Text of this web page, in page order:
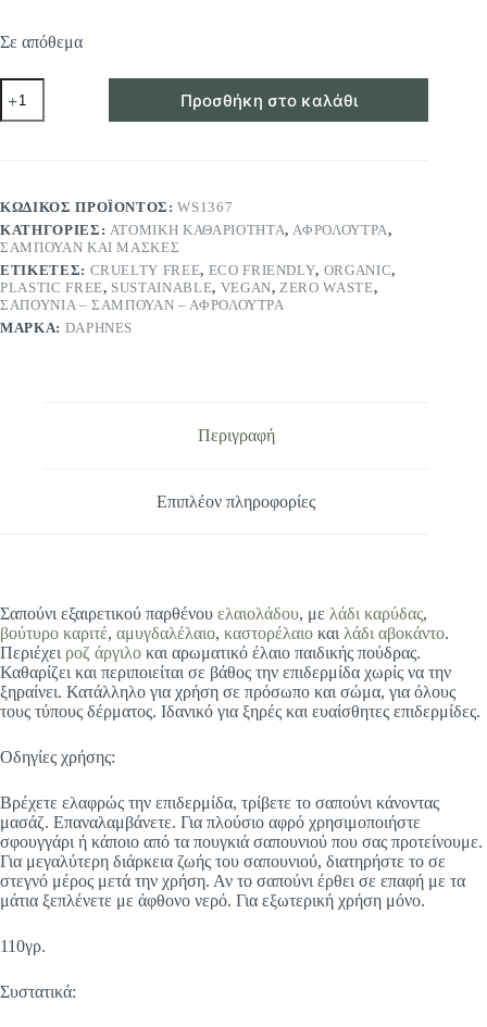
Σε απόθεμα
ECO
ΣΑΠΟΥΝΙ
ROSEPOWDER
Προσθήκη στο καλάθι
ΚΩΔΙΚΌΣ ΠΡΟΪΌΝΤΟΣ:WS1367
ΚΑΤΗΓΟΡΊΕΣ: ΑΤΟΜΙΚΉ ΚΑΘΑΡΙΌΤΗΤΑ,ΑΦΡΌΛΟΥΤΡΑ,
ΣΑΜΠΟΥΆΝ ΚΑΙ ΜΆΣΚΕΣ
ΕΤΙΚΈΤΕΣ: CRUELTY FREE, ECO FRIENDLY, ORGANIC,
PLASTIC FREE, SUSTAINABLE, VEGAN,ZERO WASTE,
ΣΑΠΟΥΝΙΑ – ΣΑΜΠΟΥΑΝ – ΑΦΡΟΛΟΥΤΡΑ
ΜΆΡΚΑ: DAPHNES
Περιγραφή
Επιπλέον πληροφορίες
Σαπούνι εξαιρετικού παρθένου ελαιολάδου, με λάδι καρύδας,
βούτυρο καριτέ, αμυγδαλέλαιο, καστορέλαιο καιλάδι αβοκάντο.
Περιέχει ροζ άργιλο και αρωματικό έλαιο παιδικής πούδρας.
Καθαρίζει και περιποιείται σε βάθος την επιδερμίδα χωρίς να την
ξηραίνει. Κατάλληλο για χρήση σε πρόσωπο και σώμα, για όλους
τους τύπους δέρματος. Ιδανικό για ξηρές και ευαίσθητες επιδερμίδες.
Οδηγίες χρήσης:
Βρέχετε ελαφρώς την επιδερμίδα, τρίβετε το σαπούνι κάνοντας
μασάζ. Επαναλαμβάνετε. Για πλούσιο αφρό χρησιμοποιήστε
σφουγγάρι ή κάποιο από τα πουγκιά σαπουνιού που σας προτείνουμε.
Για μεγαλύτερη διάρκεια ζωής του σαπουνιού, διατηρήστε το σε
στεγνό μέρος μετά την χρήση. Αν το σαπούνι έρθει σε επαφή με τα
μάτια ξεπλένετε με άφθονο νερό. Για εξωτερική χρήση μόνο.
110γρ.
Συστατικά: